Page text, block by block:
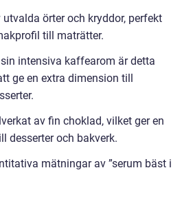
örter och kryddor, perfekt
till maträtter.
intensiva kaffearom är detta
ge en extra dimension till
av fin choklad, vilket ger en
desserter och bakverk.
mätningar av ”serum bäst i